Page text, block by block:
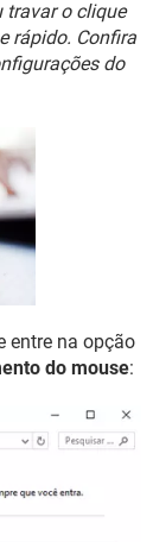
travar o clique
rápido. Confira
do
entre na opção
do mouse: